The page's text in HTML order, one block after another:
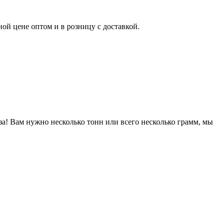
цене оптом и в розницу с доставкой.
Вам нужно несколько тонн или всего несколько грамм, мы